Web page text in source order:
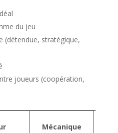
du jeu
(détendue, stratégique,
joueurs (coopération,
Mécanique